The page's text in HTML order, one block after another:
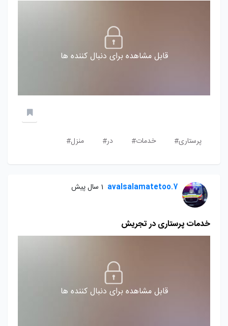
قابل مشاهده برای دنبال کننده ها
پرستاری# خدمات# در# منزل#
avalsalamatetoo.7 1 سال پیش
خدمات پرستاری در تجریش
قابل مشاهده برای دنبال کننده ها